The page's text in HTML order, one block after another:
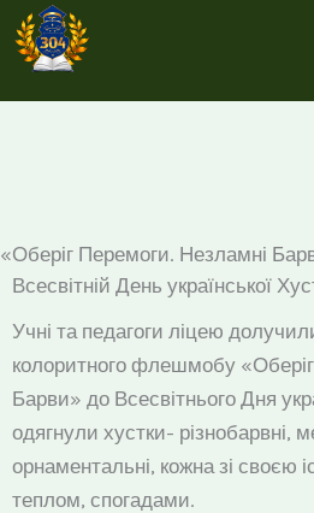
Перейти
до
«Оберіг Перемоги. Незламні
Всесвітній День української
Учні та педагоги ліцею
колоритного флешмобу
Барви» до Всесвітнього Дня
одягнули хустки- різнобарвні,
орнаментальні, кожна зі своєю
теплом, спогадами.